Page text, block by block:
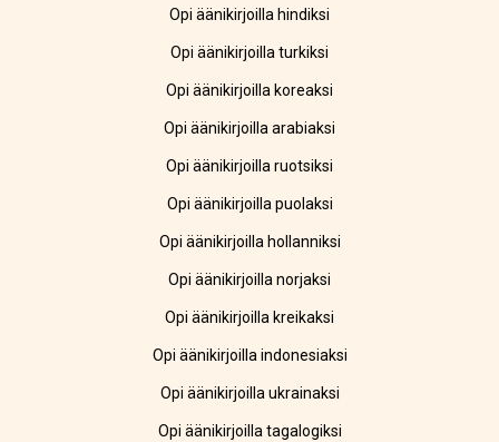
Opi äänikirjoilla hindiksi
Opi äänikirjoilla turkiksi
Opi äänikirjoilla koreaksi
Opi äänikirjoilla arabiaksi
Opi äänikirjoilla ruotsiksi
Opi äänikirjoilla puolaksi
Opi äänikirjoilla hollanniksi
Opi äänikirjoilla norjaksi
Opi äänikirjoilla kreikaksi
Opi äänikirjoilla indonesiaksi
Opi äänikirjoilla ukrainaksi
Opi äänikirjoilla tagalogiksi